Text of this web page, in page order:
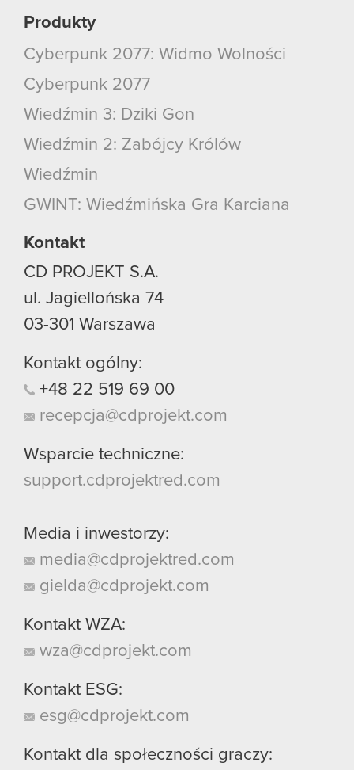
Produkty
Cyberpunk 2077: Widmo Wolności
Cyberpunk 2077
Wiedźmin 3: Dziki Gon
Wiedźmin 2: Zabójcy Królów
Wiedźmin
GWINT: Wiedźmińska Gra Karciana
Kontakt
CD PROJEKT S.A.
ul. Jagiellońska 74
03-301 Warszawa
Kontakt ogólny:
+48 22 519 69 00
recepcja@cdprojekt.com
Wsparcie techniczne:
support.cdprojektred.com
Media i inwestorzy:
media@cdprojektred.com
gielda@cdprojekt.com
Kontakt WZA:
wza@cdprojekt.com
Kontakt ESG:
esg@cdprojekt.com
Kontakt dla społeczności graczy: